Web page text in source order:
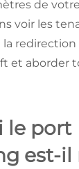
de
voir les
la
et aborder
le port
est-il